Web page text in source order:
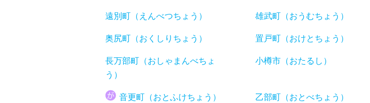
遠別町（えんべつちょう） 雄武町（おうむちょう）
奥尻町（おくしりちょう） 置戸町（おけとちょう）
長万部町（おしゃまんべちょ
う）
小樽市（おたるし）
音更町（おとふけちょう） 乙部町（おとべちょう）